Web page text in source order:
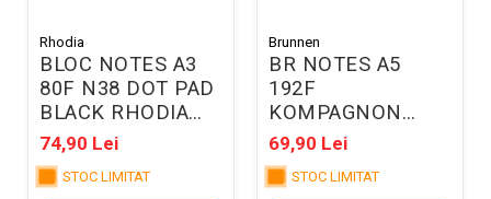
Rhodia
BLOC NOTES A3
80F N38 DOT PAD
BLACK RHODIA
38559C
74,90 Lei
STOC LIMITAT
Brunnen
BR NOTES A5
192F
KOMPAGNON
AURIU METALIC
CU ELASTIC DOTS
5554891
69,90 Lei
STOC LIMITAT